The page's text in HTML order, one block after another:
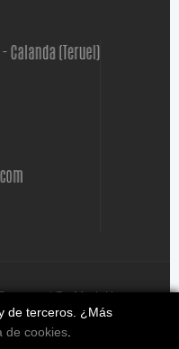
de terceros. ¿Más
de cookies.
By Modeliko